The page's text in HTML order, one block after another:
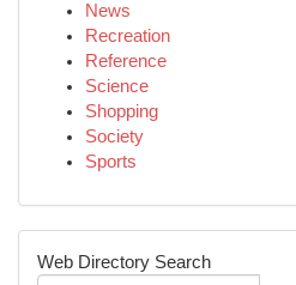
News
Recreation
Reference
Science
Shopping
Society
Sports
Web Directory Search